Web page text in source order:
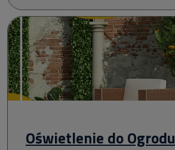
Oświetlenie do Ogrodu